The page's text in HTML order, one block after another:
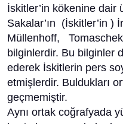
İskitler’in kökenine dair
Sakalar’ın (İskitler’in )
Müllenhoff,
bilginlerdir. Bu bilginler
ederek İskitlerin pers
etmişlerdir. Buldukları
geçmemiştir.
Aynı ortak coğrafyada